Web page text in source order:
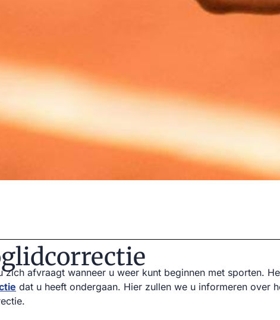
afvraagt wanneer u weer kunt beginnen met sporten.
dat u heeft ondergaan. Hier zullen we u informeren over